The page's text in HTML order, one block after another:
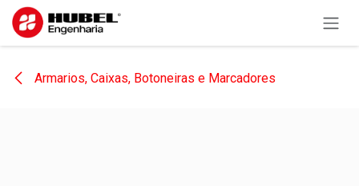
Pular para o conteúdo
Armarios, Caixas, Botoneiras e Marcadores